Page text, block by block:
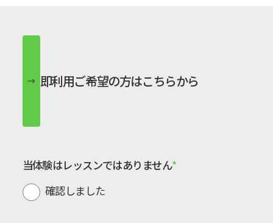
即利用ご希望の方はこちらから
当体験はレッスンではありません
確認しました